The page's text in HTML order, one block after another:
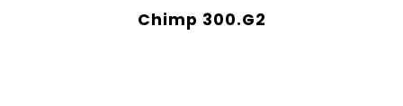
Chimp 300.G2